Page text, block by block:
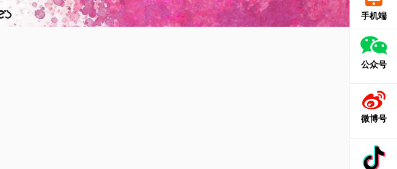
手机端
公众号
微博号